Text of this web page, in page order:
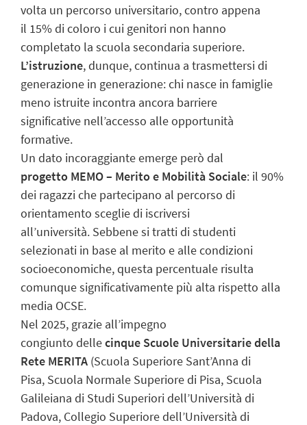
volta un percorso universitario, contro appena
il 15% di coloro i cui genitori non hanno
completato la scuola secondaria superiore.
L’istruzione, dunque, continua a trasmettersi di
generazione in generazione: chi nasce in famiglie
meno istruite incontra ancora barriere
significative nell’accesso alle opportunità
formative.
Un dato incoraggiante emerge però dal
progetto MEMO – Merito e Mobilità Sociale: il 90%
dei ragazzi che partecipano al percorso di
orientamento sceglie di iscriversi
all’università. Sebbene si tratti di studenti
selezionati in base al merito e alle condizioni
socioeconomiche, questa percentuale risulta
comunque significativamente più alta rispetto alla
media OCSE.
Nel 2025, grazie all’impegno
congiunto dellecinque Scuole Universitarie della
Rete MERITA (Scuola Superiore Sant’Anna di
Pisa, Scuola Normale Superiore di Pisa, Scuola
Galileiana di Studi Superiori dell’Università di
Padova, Collegio Superiore dell’Università di